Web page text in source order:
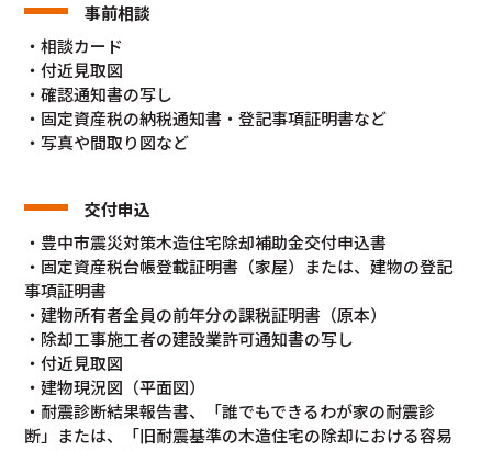
事前相談
・相談カード
・付近見取図
・確認通知書の写し
・固定資産税の納税通知書・登記事項証明書など
・写真や間取り図など
交付申込
・豊中市震災対策木造住宅除却補助金交付申込書
・固定資産税台帳登載証明書（家屋）または、建物の登記
事項証明書
・建物所有者全員の前年分の課税証明書（原本）
・除却工事施工者の建設業許可通知書の写し
・付近見取図
・建物現況図（平面図）
・耐震診断結果報告書、「誰でもできるわが家の耐震診
断」または、「旧耐震基準の木造住宅の除却における容易